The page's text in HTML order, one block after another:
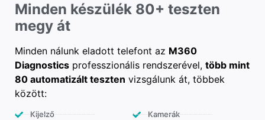
Minden készülék 80+ teszten
megy át
Minden nálunk eladott telefont az M360
Diagnostics professzionális rendszerével, több mint
80 automatizált teszten vizsgálunk át, többek
között:
Kijelző
Kamerák